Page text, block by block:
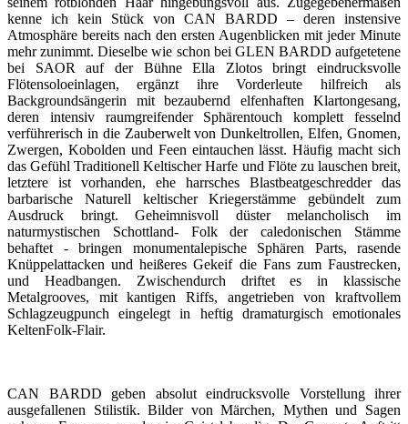
kenne ich kein Stück von CAN BARDD – deren instensive
Atmosphäre bereits nach den ersten Augenblicken mit jeder Minute
mehr zunimmt. Dieselbe wie schon bei GLEN BARDD aufgetetene
bei SAOR auf der Bühne Ella Zlotos bringt eindrucksvolle
Flötensoloeinlagen, ergänzt ihre Vorderleute hilfreich als
Backgroundsängerin mit bezaubernd elfenhaften Klartongesang,
deren intensiv raumgreifender Sphärentouch komplett fesselnd
verführerisch in die Zauberwelt von Dunkeltrollen, Elfen, Gnomen,
Zwergen, Kobolden und Feen eintauchen lässt. Häufig macht sich
das Gefühl Traditionell Keltischer Harfe und Flöte zu lauschen breit,
letztere ist vorhanden, ehe harrsches Blastbeatgeschredder das
barbarische Naturell keltischer Kriegerstämme gebündelt zum
Ausdruck bringt. Geheimnisvoll düster melancholisch im
naturmystischen Schottland- Folk der caledonischen Stämme
behaftet - bringen monumentalepische Sphären Parts, rasende
Knüppelattacken und heißeres Gekeif die Fans zum Faustrecken,
und Headbangen. Zwischendurch driftet es in klassische
Metalgrooves, mit kantigen Riffs, angetrieben von kraftvollem
Schlagzeugpunch eingelegt in heftig dramaturgisch emotionales
KeltenFolk-Flair.
CAN BARDD geben absolut eindrucksvolle Vorstellung ihrer
ausgefallenen Stilistik. Bilder von Märchen, Mythen und Sagen